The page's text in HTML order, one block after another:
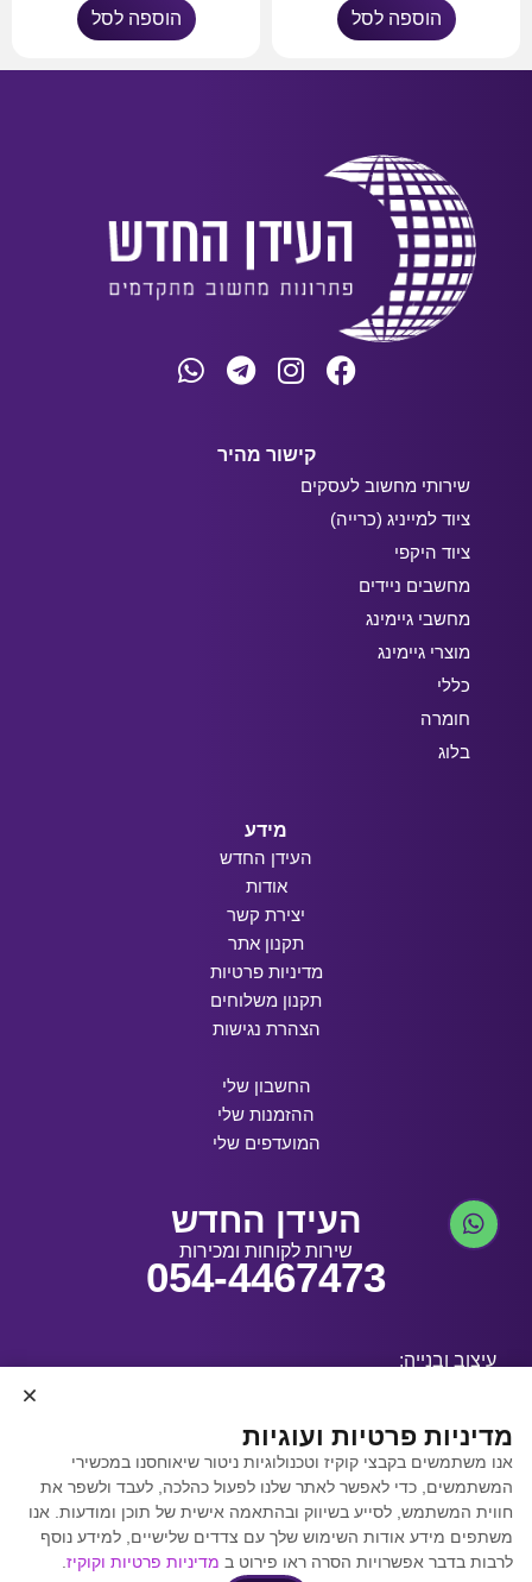
הוספה לסל הוספה לסל
קישור מהיר
שירותי מחשוב לעסקים
ציוד למייניג (כרייה)
ציוד היקפי
מחשבים ניידים
מחשבי גיימינג
מוצרי גיימינג
כללי
חומרה
בלוג
מידע
העידן החדש
אודות
יצירת קשר
תקנון אתר
מדיניות פרטיות
תקנון משלוחים
הצהרת נגישות
החשבון שלי
ההזמנות שלי
המועדפים שלי
העידן החדש
שירות לקוחות ומכירות
054-4467473
עיצוב ובנייה:
קידום אתרים באמצעות
מדיניות פרטיות ועוגיות
אנו משתמשים בקבצי קוקיז וטכנולוגיות ניטור שיאוחסנו במכשירי
המשתמשים, כדי לאפשר לאתר שלנו לפעול כהלכה, לעבד ולשפר את
חווית המשתמש, לסייע בשיווק ובהתאמה אישית של תוכן ומודעות. אנו
משתפים מידע אודות השימוש שלך עם צדדים שלישיים, למידע נוסף
לרבות בדבר אפשרויות הסרה ראו פירוט ב מדיניות פרטיות וקוקיז